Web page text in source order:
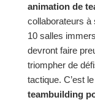
animation de
collaborateurs à
10 salles
devront faire
triompher de
tactique. C’est
teambuilding